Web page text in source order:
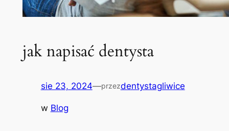
jak napisać dentysta
sie 23, 2024—przezdentystagliwice
w Blog